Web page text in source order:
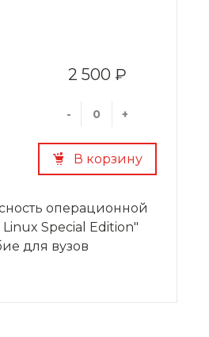
2 500 ₽
- +
В корзину
операционной
Special Edition"
для вузов